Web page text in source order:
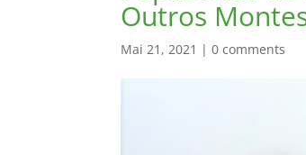
Outros
Mai 21, 2021 |0 comments